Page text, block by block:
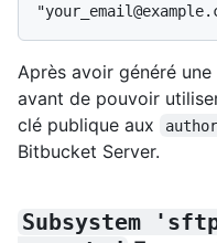
Après avoir généré
avant de pouvoir
clé publique aux
Bitbucket Server.
Subsystem